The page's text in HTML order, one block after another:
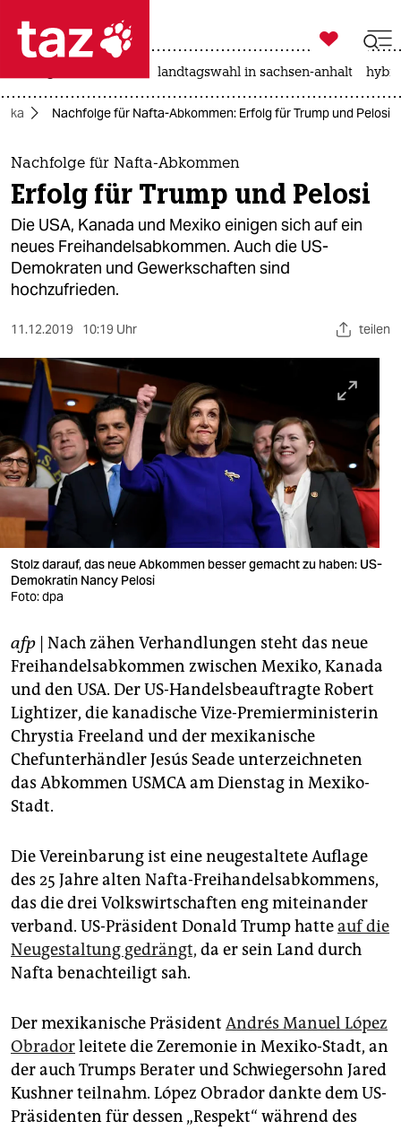
 taz zahl ich
taz zahl ich
themen
politik
öko
gesellschaft
kultur
sport
berlin
nord
wahrheit
verlag
verlag
veranstaltungen
fragen & hilfe
unterstützen
abo
genossenschaft
epaper login

taz zahl ich
landtagswahl in sachsen-anhalt
Nachfolge für Nafta-Abkommen: Erfolg für Trump und Pelosi
Nachfolge für Nafta-Abkommen
Erfolg für Trump und Pelosi
Die USA, Kanada und Mexiko einigen sich auf ein
neues Freihandelsabkommen. Auch die US-
Demokraten und Gewerkschaften sind
hochzufrieden.
11.12.2019 10:19 Uhr teilen
Stolz darauf, das neue Abkommen besser gemacht zu haben: US-
Demokratin Nancy Pelosi
Foto: dpa
afp | Nach zähen Verhandlungen steht das neue
Freihandelsabkommen zwischen Mexiko, Kanada
und den USA. Der US-Handelsbeauftragte Robert
Lightizer, die kanadische Vize-Premierministerin
Chrystia Freeland und der mexikanische
Chefunterhändler Jesús Seade unterzeichneten
das Abkommen USMCA am Dienstag in Mexiko-
Stadt.
Die Vereinbarung ist eine neugestaltete Auflage
des 25 Jahre alten Nafta-Freihandelsabkommens,
das die drei Volkswirtschaften eng miteinander
verband. US-Präsident Donald Trump hatteauf die
Neugestaltung gedrängt, da er sein Land durch
Nafta benachteiligt sah.
Der mexikanische Präsident Andrés Manuel López
Obradorleitete die Zeremonie in Mexiko-Stadt, an
der auch Trumps Berater und Schwiegersohn Jared
Kushner teilnahm. López Obrador dankte dem US-
Präsidenten für dessen „Respekt“ während des